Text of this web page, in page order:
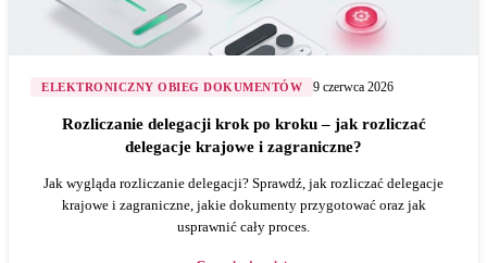
ELEKTRONICZNY OBIEG DOKUMENTÓW 9 czerwca 2026
Rozliczanie delegacji krok po kroku – jak rozliczać
delegacje krajowe i zagraniczne?
Jak wygląda rozliczanie delegacji? Sprawdź, jak rozliczać delegacje
krajowe i zagraniczne, jakie dokumenty przygotować oraz jak
usprawnić cały proces.